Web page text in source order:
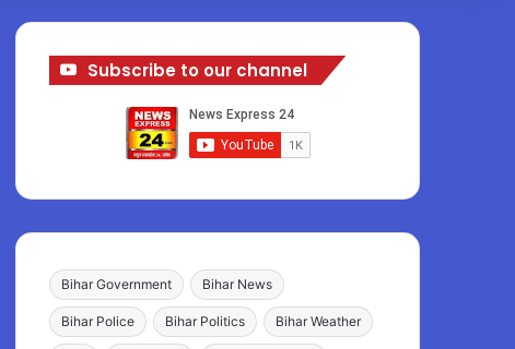
Subscribe to our channel
Bihar Government Bihar News
Bihar Police Bihar Politics Bihar Weather